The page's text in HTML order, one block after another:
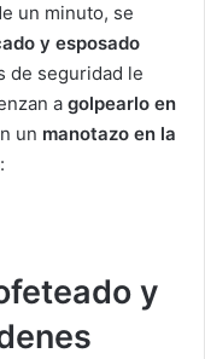
un minuto, se
y esposado
de seguridad le
a golpearlo en
un manotazo en la
y